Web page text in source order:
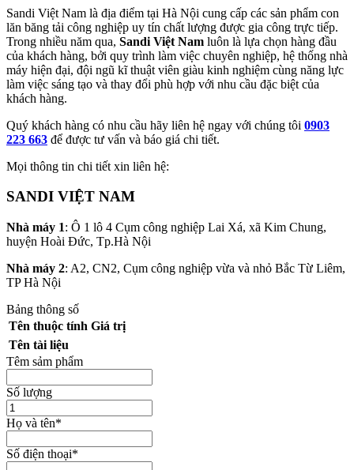
Sandi Việt Nam là địa điểm tại Hà Nội cung cấp các sản phẩm con
lăn băng tải công nghiệp uy tín chất lượng được gia công trực tiếp.
Trong nhiều năm qua, Sandi Việt Nam luôn là lựa chọn hàng đầu
của khách hàng, bởi quy trình làm việc chuyên nghiệp, hệ thống nhà
máy hiện đại, đội ngũ kĩ thuật viên giàu kinh nghiệm cùng năng lực
làm việc sáng tạo và thay đổi phù hợp với nhu cầu đặc biệt của
khách hàng.
Quý khách hàng có nhu cầu hãy liên hệ ngay với chúng tôi 0903
223 663 để được tư vấn và báo giá chi tiết.
Mọi thông tin chi tiết xin liên hệ:
SANDI VIỆT NAM
Nhà máy 1: Ô 1 lô 4 Cụm công nghiệp Lai Xá, xã Kim Chung,
huyện Hoài Đức, Tp.Hà Nội
Nhà máy 2: A2, CN2, Cụm công nghiệp vừa và nhỏ Bắc Từ Liêm,
TP Hà Nội
Bảng thông số
Tên thuộc tính Giá trị
Tên tài liệu
Têm sảm phẩm
Số lượng
Họ và tên*
Số điện thoại*